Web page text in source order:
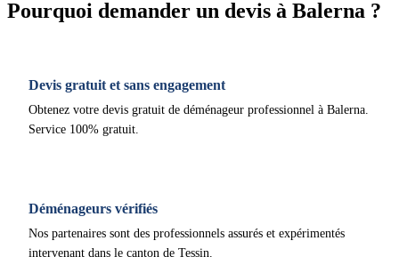
Pourquoi demander un devis à Balerna ?
Devis gratuit et sans engagement
Obtenez votre devis gratuit de déménageur professionnel à Balerna.
Service 100% gratuit.
Déménageurs vérifiés
Nos partenaires sont des professionnels assurés et expérimentés
intervenant dans le canton de Tessin.